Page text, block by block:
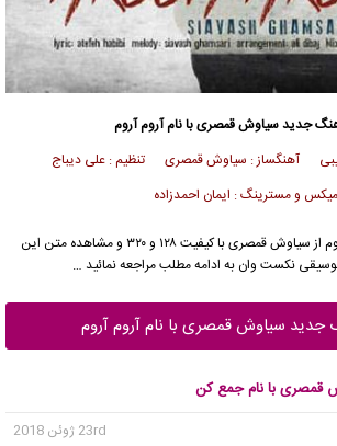
جدیدسیاوش قمصریبا نام آروم آروم
آهنگساز : سیاوش قمصری تنظیم : علی دیباج
میکس و مسترینگ : ایمان احمدزاده
از سیاوش قمصری
با کیفیت ۱۲۸ و ۳۲۰ و مشاهده متن این
نکست وان به ادامه مطلب مراجعه نمائید …
جدید سیاوش قمصری با نام آروم آروم
قمصری با نام جمع کن
23rd ژوئن 2018